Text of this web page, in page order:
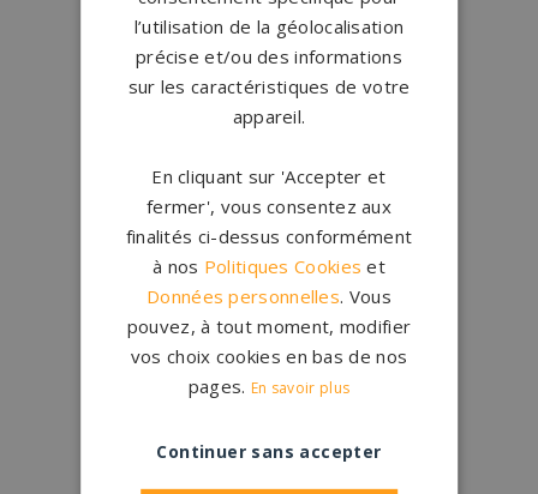
Conceptionfrançaise
Qui sommes-nous ?
Créations sur-mesure
Configurateur
1.200 partenairesen France
Nos partenaires
Large choix degranits et de
coloris
Nos granits
l’utilisation de la géolocalisation
précise et/ou des informations
sur les caractéristiques de votre
appareil.
En cliquant sur 'Accepter et
fermer', vous consentez aux
finalités ci-dessus conformément
à nos Politiques Cookies et
Données personnelles. Vous
pouvez, à tout moment, modifier
vos choix cookies en bas de nos
pages. En savoir plus
Continuer sans accepter